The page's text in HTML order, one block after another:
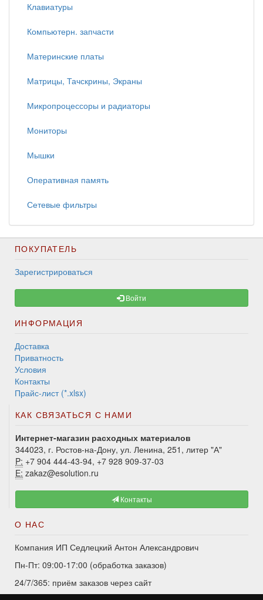
Клавиатуры
Компьютерн. запчасти
Материнские платы
Матрицы, Тачскрины, Экраны
Микропроцессоры и радиаторы
Мониторы
Мышки
Оперативная память
Сетевые фильтры
ПОКУПАТЕЛЬ
Зарегистрироваться
Войти
ИНФОРМАЦИЯ
Доставка
Приватность
Условия
Контакты
Прайс-лист (*.xlsx)
КАК СВЯЗАТЬСЯ С НАМИ
Интернет-магазин расходных материалов
344023, г. Ростов-на-Дону, ул. Ленина, 251, литер "А"
P: +7 904 444-43-94, +7 928 909-37-03
E: zakaz@esolution.ru
Контакты
О НАС
Компания ИП Седлецкий Антон Александрович
Пн-Пт: 09:00-17:00 (обработка заказов)
24/7/365: приём заказов через сайт